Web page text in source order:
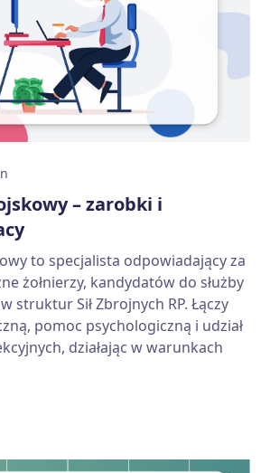
– zarobki i
to specjalista odpowiadający za
żołnierzy, kandydatów do służby
struktur Sił Zbrojnych RP. Łączy
pomoc psychologiczną i udział
działając w warunkach
jego codzienna praca, jakie
wojskowy – zarobki i